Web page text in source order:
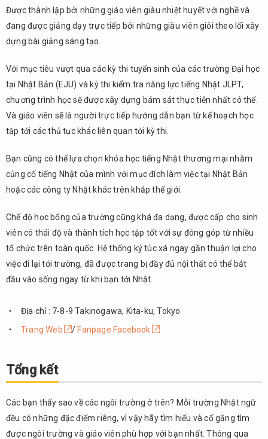
Được thành lập bởi những giáo viên giàu nhiệt huyết với nghề và
đang được giảng dạy trực tiếp bởi những giàu viên giỏi theo lối xây
dựng bài giảng sáng tạo.
Với mục tiêu vượt qua các kỳ thi tuyển sinh của các trường Đại học
tại Nhật Bản (EJU) và kỳ thi kiểm tra năng lực tiếng Nhật JLPT,
chương trình học sẽ được xây dựng bám sát thực tiễn nhất có thể.
Và giáo viên sẽ là người trực tiếp hướng dẫn bạn từ kế hoạch học
tập tới các thủ tục khác liên quan tới kỳ thi.
Bạn cũng có thể lựa chọn khóa học tiếng Nhật thương mại nhằm
củng cố tiếng Nhật của mình với mục đích làm việc tại Nhật Bản
hoặc các công ty Nhật khác trên khắp thế giới.
Chế độ học bổng của trường cũng khá đa dạng, được cấp cho sinh
viên có thái độ và thành tích học tập tốt với sự đóng góp từ nhiều
tổ chức trên toàn quốc. Hệ thống ký túc xá ngay gần thuận lợi cho
việc đi lại tới trường, đã được trang bị đầy đủ nội thất có thể bắt
đầu vào sống ngay từ khi bạn tới Nhật.
Địa chỉ : 7-8-9 Takinogawa, Kita-ku, Tokyo
Trang Web
/ Fanpage Facebook
Tổng kết
Các bạn thấy sao về các ngôi trường ở trên? Mỗi trường Nhật ngữ
đều có những đặc điểm riêng, vì vậy hãy tìm hiểu và cố gắng tìm
được ngôi trường và giáo viên phù hợp với bạn nhất. Thông qua